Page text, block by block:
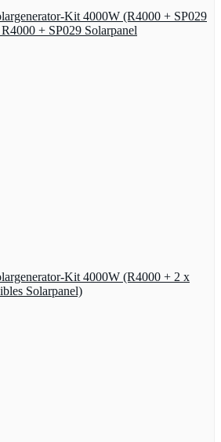
Kit 4000W (R4000 + SP029
+ SP029 Solarpanel
Kit 4000W (R4000 + 2 x
Solarpanel)